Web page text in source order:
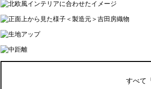
＜製造元＞吉田房織物
すべて